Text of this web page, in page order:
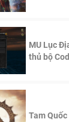
MU Lục
thủ bộ
Tam